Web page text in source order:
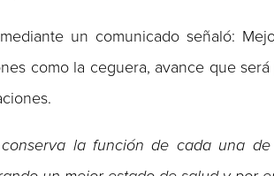
un comunicado señaló:
como la ceguera, avance que
la función de cada una